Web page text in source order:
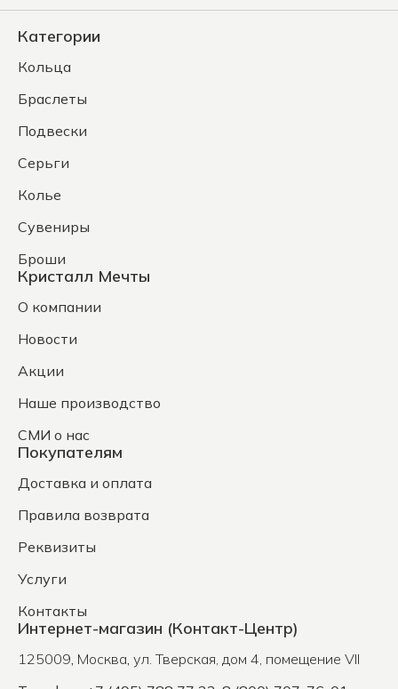
Категории
Кольца
Браслеты
Подвески
Серьги
Колье
Сувениры
Броши
Кристалл Мечты
О компании
Новости
Акции
Наше производство
СМИ о нас
Покупателям
Доставка и оплата
Правила возврата
Реквизиты
Услуги
Контакты
Интернет-магазин (Контакт-Центр)
125009, Москва, ул. Тверская, дом 4, помещение VII